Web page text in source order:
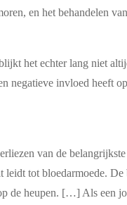
en het behandelen
het echter lang niet
negatieve invloed
van de
tot bloedarmoede.
heupen. […] Als een